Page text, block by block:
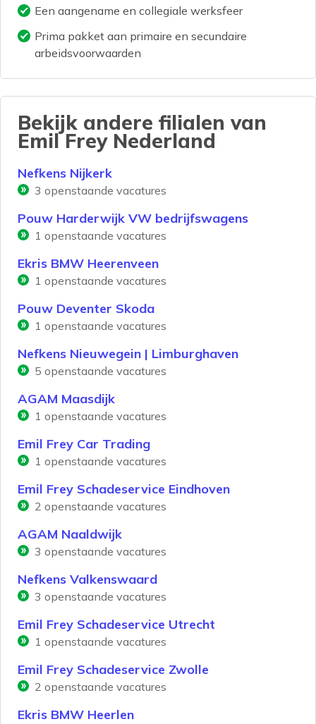
Een aangename en collegiale werksfeer
Prima pakket aan primaire en secundaire
arbeidsvoorwaarden
Bekijk andere filialen van
Emil Frey Nederland
Nefkens Nijkerk
3 openstaande vacatures
Pouw Harderwijk VW bedrijfswagens
1 openstaande vacatures
Ekris BMW Heerenveen
1 openstaande vacatures
Pouw Deventer Skoda
1 openstaande vacatures
Nefkens Nieuwegein | Limburghaven
5 openstaande vacatures
AGAM Maasdijk
1 openstaande vacatures
Emil Frey Car Trading
1 openstaande vacatures
Emil Frey Schadeservice Eindhoven
2 openstaande vacatures
AGAM Naaldwijk
3 openstaande vacatures
Nefkens Valkenswaard
3 openstaande vacatures
Emil Frey Schadeservice Utrecht
1 openstaande vacatures
Emil Frey Schadeservice Zwolle
2 openstaande vacatures
Ekris BMW Heerlen